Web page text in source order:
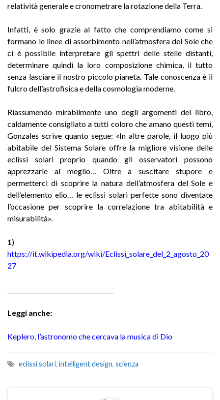
relatività generale e cronometrare la rotazione della Terra.
Infatti, è solo grazie al fatto che comprendiamo come si
formano le linee di assorbimento nell’atmosfera del Sole che
ci è possibile interpretare gli spettri delle stelle distanti,
determinare quindi la loro composizione chimica, il tutto
senza lasciare il nostro piccolo pianeta. Tale conoscenza è il
fulcro dell’astrofisica e della cosmologia moderne.
Riassumendo mirabilmente uno degli argomenti del libro,
caldamente consigliato a tutti coloro che amano questi temi,
Gonzales scrive quanto segue: «In altre parole, il luogo più
abitabile del Sistema Solare offre la migliore visione delle
eclissi solari proprio quando gli osservatori possono
apprezzarle al meglio… Oltre a suscitare stupore e
permetterci di scoprire la natura dell’atmosfera del Sole e
dell’elemento elio… le eclissi solari perfette sono diventate
l’occasione per scoprire la correlazione tra abitabilità e
misurabilità».
1 )
https://it.wikipedia.org/wiki/Eclissi_solare_del_2_agosto_20
27
Leggi anche:
Keplero, l’astronomo che cercava la musica di Dio
eclissi solari, intelligent design, scienza